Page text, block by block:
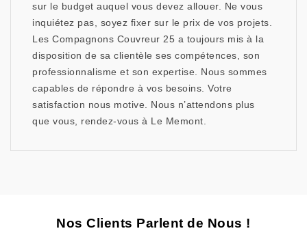
sur le budget auquel vous devez allouer. Ne vous
inquiétez pas, soyez fixer sur le prix de vos projets.
Les Compagnons Couvreur 25 a toujours mis à la
disposition de sa clientèle ses compétences, son
professionnalisme et son expertise. Nous sommes
capables de répondre à vos besoins. Votre
satisfaction nous motive. Nous n’attendons plus
que vous, rendez-vous à Le Memont.
Nos Clients Parlent de Nous !